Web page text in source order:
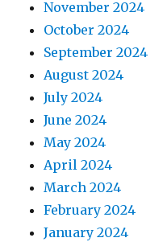
November 2024
October 2024
September 2024
August 2024
July 2024
June 2024
May 2024
April 2024
March 2024
February 2024
January 2024